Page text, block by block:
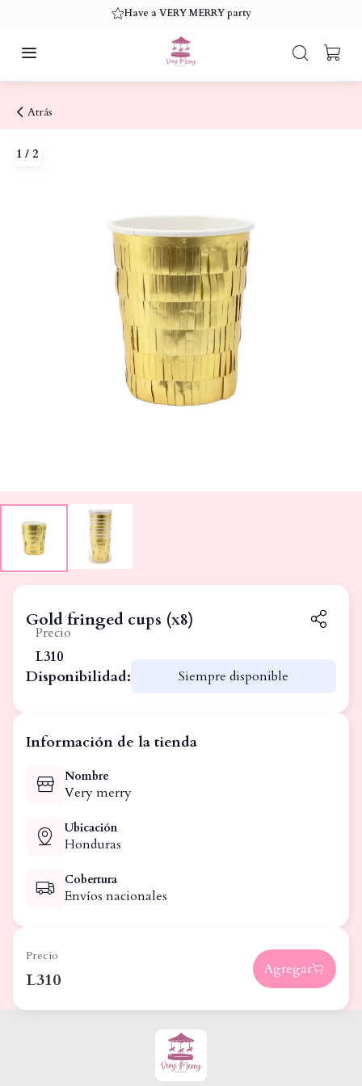
Have a VERY MERRY party
Atrás
1 / 2
Gold fringed cups (x8)
Precio
L310
Disponibilidad: Siempre disponible
Información de la tienda
Nombre
Very merry
Ubicación
Honduras
Cobertura
Envíos nacionales
Precio
L310
Agregar